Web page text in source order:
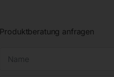
Produktberatung anfragen